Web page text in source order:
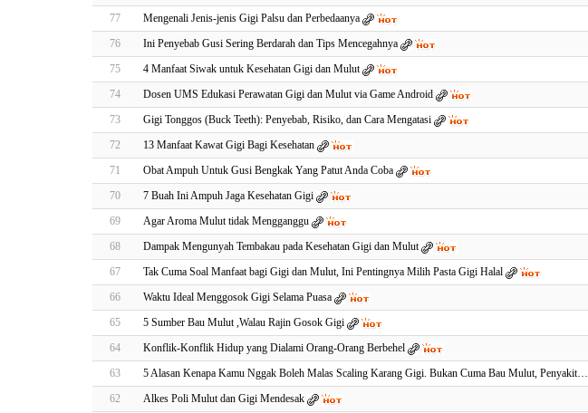
77 Mengenali Jenis-jenis Gigi Palsu dan Perbedaanya
76 Ini Penyebab Gusi Sering Berdarah dan Tips Mencegahnya
75 4 Manfaat Siwak untuk Kesehatan Gigi dan Mulut
74 Dosen UMS Edukasi Perawatan Gigi dan Mulut via Game Android
73 Gigi Tonggos (Buck Teeth): Penyebab, Risiko, dan Cara Mengatasi
72 13 Manfaat Kawat Gigi Bagi Kesehatan
71 Obat Ampuh Untuk Gusi Bengkak Yang Patut Anda Coba
70 7 Buah Ini Ampuh Jaga Kesehatan Gigi
69 Agar Aroma Mulut tidak Mengganggu
68 Dampak Mengunyah Tembakau pada Kesehatan Gigi dan Mulut
67 Tak Cuma Soal Manfaat bagi Gigi dan Mulut, Ini Pentingnya Milih Pasta Gigi Halal
66 Waktu Ideal Menggosok Gigi Selama Puasa
65 5 Sumber Bau Mulut ,Walau Rajin Gosok Gigi
64 Konflik-Konflik Hidup yang Dialami Orang-Orang Berbehel
63 5 Alasan Kenapa Kamu Nggak Boleh Malas Scaling Karang Gigi. Bukan Cuma Bau Mulut, Penyakit…
62 Alkes Poli Mulut dan Gigi Mendesak